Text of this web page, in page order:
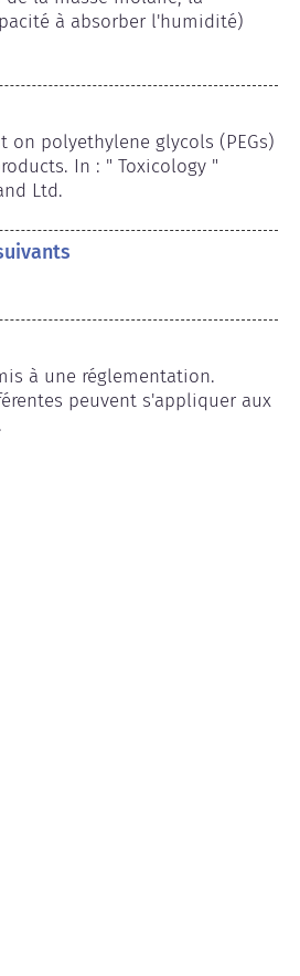
à absorber l'humidité)
on polyethylene glycols (PEGs)
In : " Toxicology "
Ltd.
à une réglementation.
peuvent s'appliquer aux